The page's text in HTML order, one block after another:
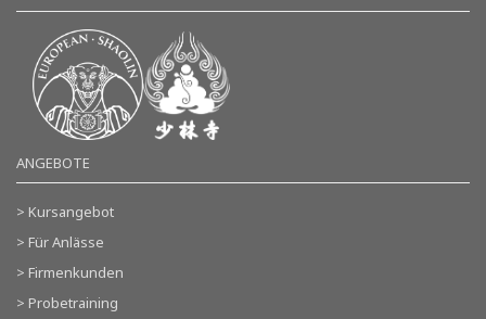
ANGEBOTE
> Kursangebot
> Für Anlässe
> Firmenkunden
> Probetraining